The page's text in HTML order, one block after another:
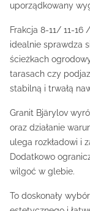
uporządkowany
Frakcja 8-11/ 11-
idealnie sprawdza
ścieżkach
tarasach czy
stabilną i trwałą
Granit Bjärylov
oraz działanie
ulega rozkładowi i
Dodatkowo
wilgoć w glebie.
To doskonały